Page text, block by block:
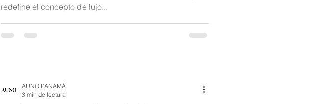
redefine el concepto de lujo...
AUNO PANAMÁ
3 min de lectura